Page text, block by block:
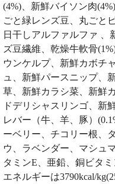
(4%)、新鮮バイソン肉
ごと緑レンズ豆、丸ごと
日干しアルファルファ 、
ズ豆繊維、乾燥牛軟骨
ウンケルプ、新鮮カボチ
ュ、新鮮パースニップ、
草、新鮮カラシ菜、新鮮
ドデリシャスリンゴ、新
レバー（牛、羊、豚）
ーベリー、チコリー根、
ウ、ラベンダー、マシュ
タミンE、亜鉛、銅ビタ
エネルギーは3790kcal/